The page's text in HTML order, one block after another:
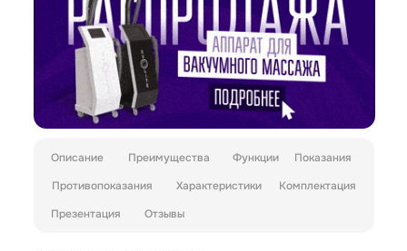
Описание Преимущества Функции
Показания
Противопоказания
Характеристики
Комплектация
Презентация
Отзывы